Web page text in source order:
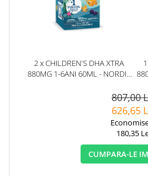
2 x CHILDREN'S DHA XTRA
880MG 1-6ANI 60ML - NORDIC
807,00
626,65
180,35
CUMPARA-LE